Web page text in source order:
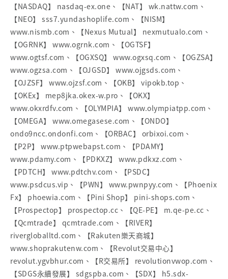
【NASDAQ】 nasdaq-ex.one、【NAT】 wk.nattw.com、
【NEO】 sss7.yundashoplife.com、【NISM】
www.nismb.com、【Nexus Mutual】 nexmutualo.com、
【OGRNK】 www.ogrnk.com、【OGTSF】
www.ogtsf.com、【OGXSQ】 www.ogxsq.com、【OGZSA】
www.ogzsa.com、【OJGSD】 www.ojgsds.com、
【OJZSF】 www.ojzsf.com、【OKB】 vipokb.top、
【OKEx】 mep8jka.okex-w.pro、【OKX】
www.okxrdfv.com、【OLYMPIA】 www.olympiatpp.com、
【OMEGA】 www.omegasese.com、【ONDO】
ondo9ncc.ondonfi.com、【ORBAC】 orbixoi.com、
【P2P】 www.ptpwebapst.com、【PDAMY】
www.pdamy.com、【PDKXZ】 www.pdkxz.com、
【PDTCH】 www.pdtchv.com、【PSDC】
www.psdcus.vip、【PWN】 www.pwnpyy.com、【Phoenix
Fx】 phoewia.com、【Pini Shop】 pini-shops.com、
【Prospectop】 prospectop.cc、【QE-PE】 m.qe-pe.cc、
【Qcmtrade】 qcmtrade.com、【RIVER】
rivergloballtd.com、【Rakuten樂天商城】
www.shoprakutenw.com、【Revolut交易中心】
revolut.ygvbhur.com、【R交易所】 revolutionvwop.com、
【SDGS永續發展】 sdgspba.com、【SDX】 h5.sdx-